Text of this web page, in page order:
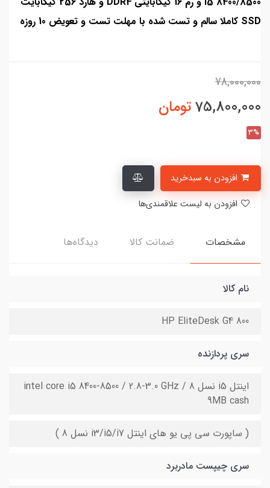
SSD کاملا سالم و تست شده با مهلت تست و تعویض 10 روزه
78,000,000
75,800,000تومان
3%
مشخصات ضمانت کالا دیدگاه‌ها
نام کالا
HP EliteDesk G4 800
سری پردازنده
اینتل i5 نسل 8 intel core i5 8400-8500 / 2.8-3.0 GHz /
9MB cash
( ساپورت سی پی یو های اینتل i3/i5/i7 نسل 8 )
سری چیپست مادربرد